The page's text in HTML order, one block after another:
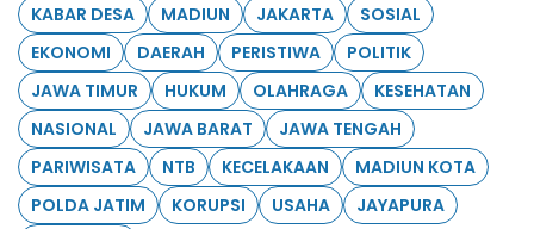
KABAR DESA
MADIUN JAKARTA
SOSIAL
EKONOMI
DAERAH PERISTIWA
POLITIK
JAWA TIMUR
HUKUM OLAHRAGA
KESEHATAN
NASIONAL
JAWA BARAT
JAWA TENGAH
PARIWISATA
NTB KECELAKAAN
MADIUN KOTA
POLDA JATIM
KORUPSI USAHA
JAYAPURA